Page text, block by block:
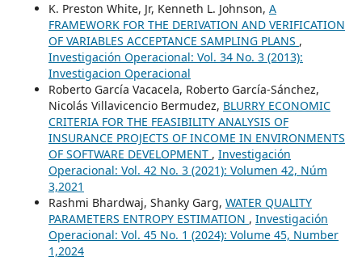
K. Preston White, Jr, Kenneth L. Johnson, A
FRAMEWORK FOR THE DERIVATION AND VERIFICATION
OF VARIABLES ACCEPTANCE SAMPLING PLANS ,
Investigación Operacional: Vol. 34 No. 3 (2013):
Investigacion Operacional
Roberto García Vacacela, Roberto García-Sánchez,
Nicolás Villavicencio Bermudez, BLURRY ECONOMIC
CRITERIA FOR THE FEASIBILITY ANALYSIS OF
INSURANCE PROJECTS OF INCOME IN ENVIRONMENTS
OF SOFTWARE DEVELOPMENT , Investigación
Operacional: Vol. 42 No. 3 (2021): Volumen 42, Núm
3,2021
Rashmi Bhardwaj, Shanky Garg, WATER QUALITY
PARAMETERS ENTROPY ESTIMATION , Investigación
Operacional: Vol. 45 No. 1 (2024): Volume 45, Number
1,2024